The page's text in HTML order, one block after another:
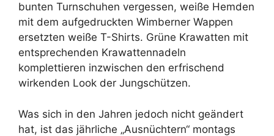
bunten Turnschuhen vergessen, weiße Hemden
mit dem aufgedruckten Wimberner Wappen
ersetzten weiße T-Shirts. Grüne Krawatten mit
entsprechenden Krawattennadeln
komplettieren inzwischen den erfrischend
wirkenden Look der Jungschützen.
Was sich in den Jahren jedoch nicht geändert
hat, ist das jährliche „Ausnüchtern“ montags